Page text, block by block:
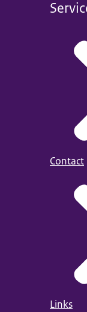
Contact
Links